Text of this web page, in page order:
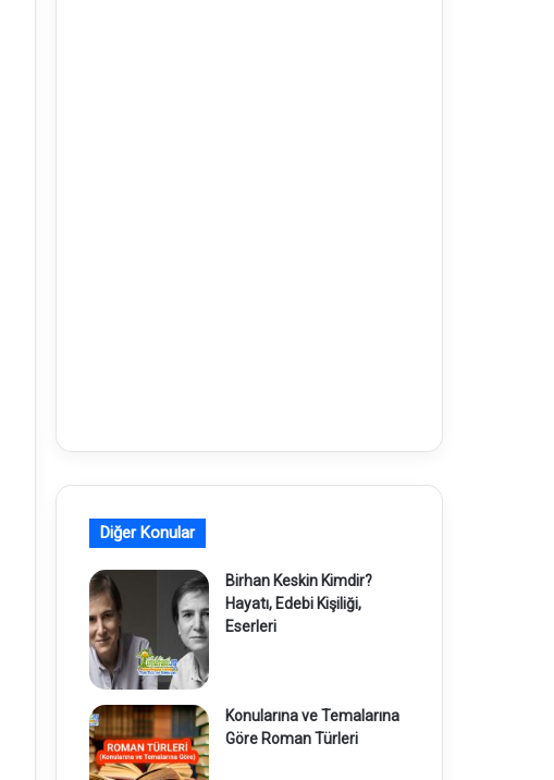
Diğer Konular
Birhan Keskin Kimdir?
Hayatı, Edebi Kişiliği,
Eserleri
Konularına ve Temalarına
Göre Roman Türleri